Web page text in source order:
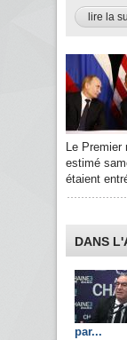
lire la
Le
estimé
étaient
DANS
par...